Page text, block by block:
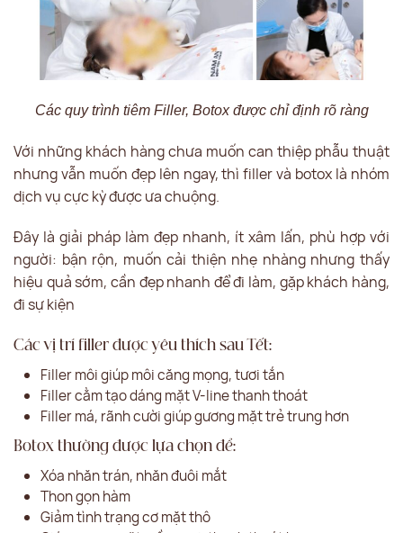
Các quy trình tiêm Filler, Botox được chỉ định rõ ràng
Với những khách hàng chưa muốn can thiệp phẫu thuật
nhưng vẫn muốn đẹp lên ngay, thì filler và botox là nhóm
dịch vụ cực kỳ được ưa chuộng.
Đây là giải pháp làm đẹp nhanh, ít xâm lấn, phù hợp với
người: bận rộn, muốn cải thiện nhẹ nhàng nhưng thấy
hiệu quả sớm, cần đẹp nhanh để đi làm, gặp khách hàng,
đi sự kiện
Các vị trí filler được yêu thích sau Tết:
Filler môi giúp môi căng mọng, tươi tắn
Filler cằm tạo dáng mặt V-line thanh thoát
Filler má, rãnh cười giúp gương mặt trẻ trung hơn
Botox thường được lựa chọn để:
Xóa nhăn trán, nhăn đuôi mắt
Thon gọn hàm
Giảm tình trạng cơ mặt thô